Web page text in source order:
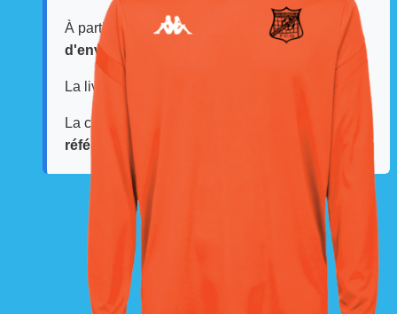
À partir de ces dates, le
délai de livraison est
d'environ 3 semaines
La livraison est effectuée directement au club
La commande est à récupérer auprès du
référent des équipements du club